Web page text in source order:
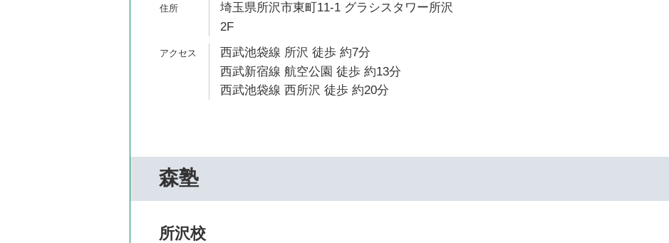
埼玉県所沢市東町11-1 グラシスタワー所沢
2F
西武池袋線 所沢 徒歩 約7分
西武新宿線 航空公園 徒歩 約13分
西武池袋線 西所沢 徒歩 約20分
森塾
所沢校